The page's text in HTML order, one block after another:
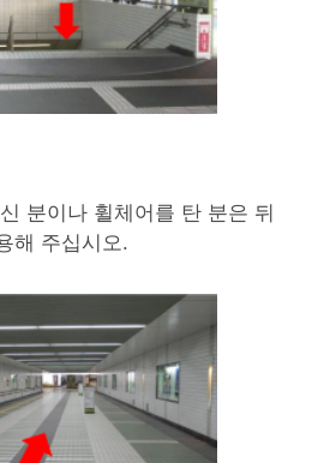
분이나 휠체어를 탄 분은 뒤
해 주십시오.